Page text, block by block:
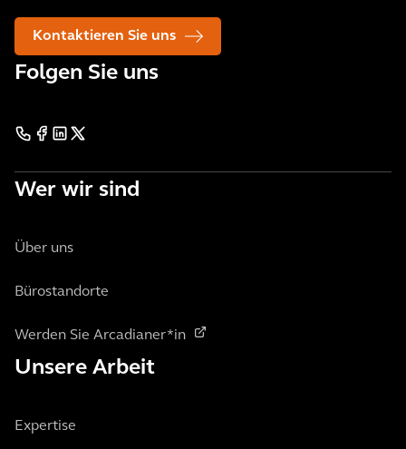
Kontaktieren Sie uns
Folgen Sie uns
Wer wir sind
Über uns
Bürostandorte
Werden Sie Arcadianer*in
Unsere Arbeit
Expertise